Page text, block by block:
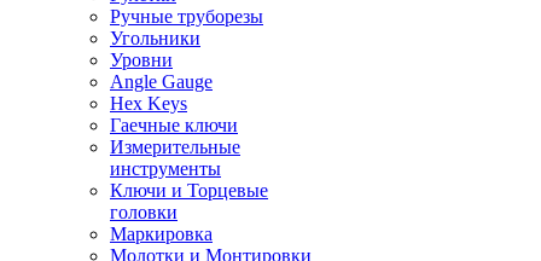
Ручные труборезы
Угольники
Уровни
Angle Gauge
Hex Keys
Гаечные ключи
Измерительные
инструменты
Ключи и Торцевые
головки
Маркировка
Молотки и Монтировки